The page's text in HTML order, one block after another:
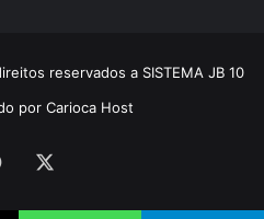
reservados a SISTEMA JB 10
por Carioca Host
Facebook